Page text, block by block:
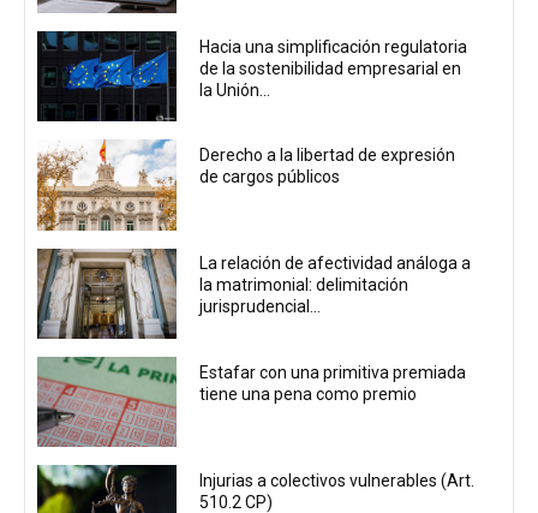
Hacia una simplificación regulatoria
de la sostenibilidad empresarial en
la Unión...
Derecho a la libertad de expresión
de cargos públicos
La relación de afectividad análoga a
la matrimonial: delimitación
jurisprudencial...
Estafar con una primitiva premiada
tiene una pena como premio
Injurias a colectivos vulnerables (Art.
510.2 CP)